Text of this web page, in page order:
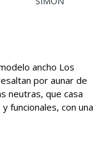
ancho Los
por aunar de
neutras, que casa
funcionales, con una